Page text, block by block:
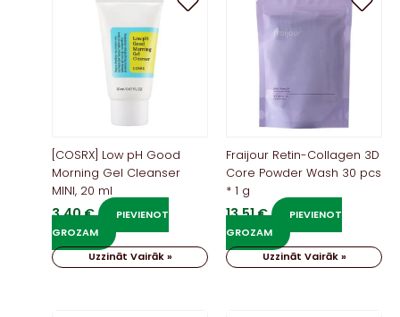
[COSRX] Low pH Good
Morning Gel Cleanser
MINI, 20 ml
3,40€
PIEVIENOT
GROZAM
Uzzināt Vairāk »
Fraijour Retin-Collagen 3D
Core Powder Wash 30 pcs
* 1 g
13,51€
PIEVIENOT
GROZAM
Uzzināt Vairāk »